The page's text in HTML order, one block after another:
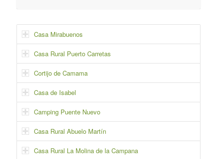
Casa Mirabuenos
Casa Rural Puerto Carretas
Cortijo de Camama
Casa de Isabel
Camping Puente Nuevo
Casa Rural Abuelo Martín
Casa Rural La Molina de la Campana